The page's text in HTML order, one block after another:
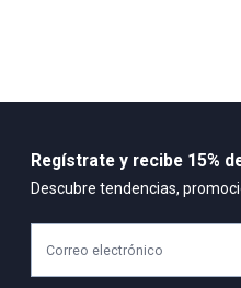
Regístrate y recibe 15%
Descubre tendencias,
Correo electrónico